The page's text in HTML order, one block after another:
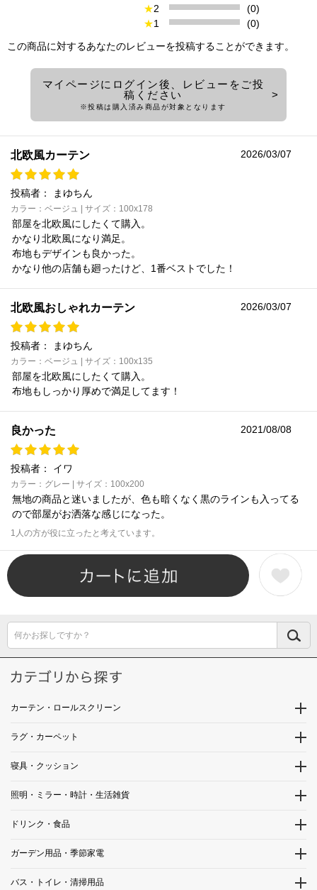
★2
(0)
★1
(0)
この商品に対するあなたのレビューを投稿することができます。
マイページにログイン後、レビューをご投
稿ください
※投稿は購入済み商品が対象となります
北欧風カーテン 2026/03/07
投稿者： まゆちん
カラー：ベージュ | サイズ：100x178
部屋を北欧風にしたくて購入。
かなり北欧風になり満足。
布地もデザインも良かった。
かなり他の店舗も廻ったけど、1番ベストでした！
北欧風おしゃれカーテン 2026/03/07
投稿者： まゆちん
カラー：ベージュ | サイズ：100x135
部屋を北欧風にしたくて購入。
布地もしっかり厚めで満足してます！
良かった 2021/08/08
投稿者： イワ
カラー：グレー | サイズ：100x200
無地の商品と迷いましたが、色も暗くなく黒のラインも入ってる
ので部屋がお洒落な感じになった。
1人の方が役に立ったと考えています。
何かお探しですか？
カーテン・ロールスクリーン
ラグ・カーペット
寝具・クッション
照明・ミラー・時計・生活雑貨
ドリンク・食品
ガーデン用品・季節家電
バス・トイレ・清掃用品